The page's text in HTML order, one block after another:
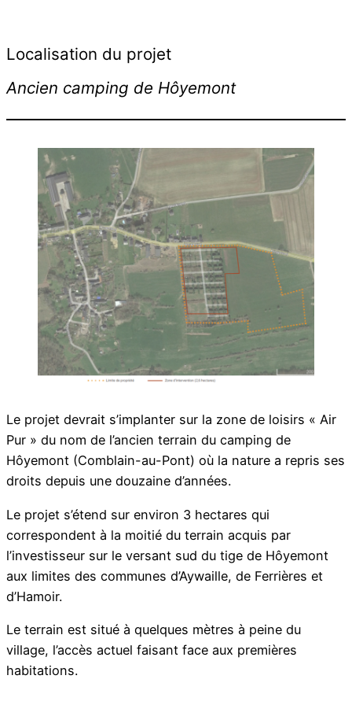
Localisation du projet
Ancien camping de Hôyemont
Le projet devrait s’implanter sur la zone de loisirs « Air
Pur » du nom de l’ancien terrain du camping de
Hôyemont (Comblain-au-Pont) où la nature a repris ses
droits depuis une douzaine d’années.
Le projet s’étend sur environ 3 hectares qui
correspondent à la moitié du terrain acquis par
l’investisseur sur le versant sud du tige de Hôyemont
aux limites des communes d’Aywaille, de Ferrières et
d’Hamoir.
Le terrain est situé à quelques mètres à peine du
village, l’accès actuel faisant face aux premières
habitations.